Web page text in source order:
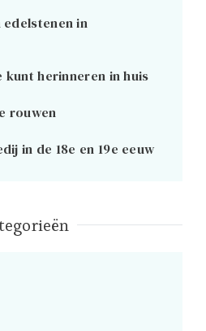
in
kunt herinneren in huis
rouwen
in de 18e en 19e eeuw